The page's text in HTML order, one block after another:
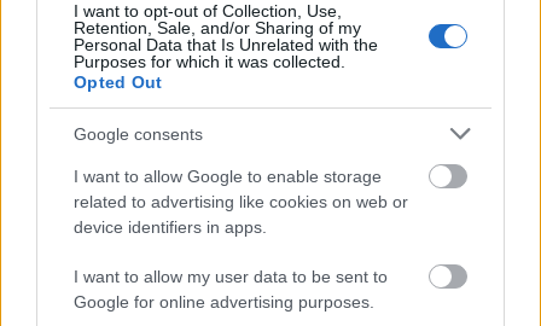
I want to opt-out of Collection, Use,
Retention, Sale, and/or Sharing of my
Personal Data that Is Unrelated with the
Purposes for which it was collected.
Opted Out
Google consents
I want to allow Google to enable storage
related to advertising like cookies on web or
device identifiers in apps.
I want to allow my user data to be sent to
Google for online advertising purposes.
ΔΙΑΒΑΣΕ ΑΚΟΜΗ:
«Το σπασμένο είναι πιο αρρενωπό»: Ρώσοι
«πιο άνδρες» (vid)
Playstation Plus: Τα πιο fun παιχνίδια για όλη την
35 χρόνια ίντερνετ: Το πρώτο website το οποίο υπάρχει